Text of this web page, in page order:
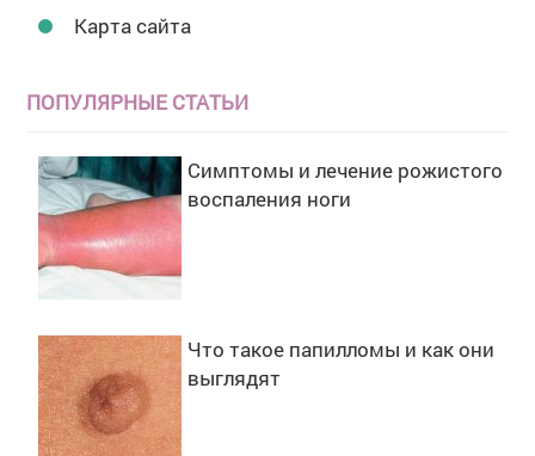
Карта сайта
ПОПУЛЯРНЫЕ СТАТЬИ
Симптомы и лечение рожистого
воспаления ноги
Что такое папилломы и как они
выглядят